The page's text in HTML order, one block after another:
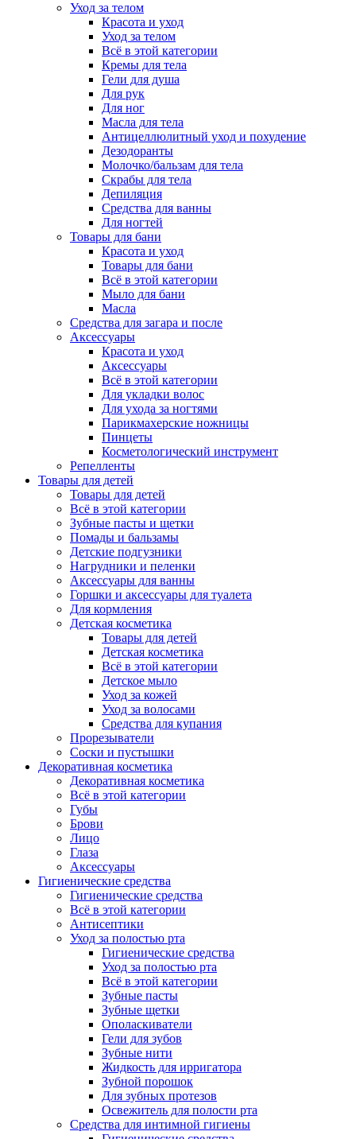
Уход за телом
Красота и уход
Уход за телом
Всё в этой категории
Кремы для тела
Гели для душа
Для рук
Для ног
Масла для тела
Антицеллюлитный уход и похудение
Дезодоранты
Молочко/бальзам для тела
Скрабы для тела
Депиляция
Средства для ванны
Для ногтей
Товары для бани
Красота и уход
Товары для бани
Всё в этой категории
Мыло для бани
Масла
Средства для загара и после
Аксессуары
Красота и уход
Аксессуары
Всё в этой категории
Для укладки волос
Для ухода за ногтями
Парикмахерские ножницы
Пинцеты
Косметологический инструмент
Репелленты
Товары для детей
Товары для детей
Всё в этой категории
Зубные пасты и щетки
Помады и бальзамы
Детские подгузники
Нагрудники и пеленки
Аксессуары для ванны
Горшки и аксессуары для туалета
Для кормления
Детская косметика
Товары для детей
Детская косметика
Всё в этой категории
Детское мыло
Уход за кожей
Уход за волосами
Средства для купания
Прорезыватели
Соски и пустышки
Декоративная косметика
Декоративная косметика
Всё в этой категории
Губы
Брови
Лицо
Глаза
Аксессуары
Гигиенические средства
Гигиенические средства
Всё в этой категории
Антисептики
Уход за полостью рта
Гигиенические средства
Уход за полостью рта
Всё в этой категории
Зубные пасты
Зубные щетки
Ополаскиватели
Гели для зубов
Зубные нити
Жидкость для ирригатора
Зубной порошок
Для зубных протезов
Освежитель для полости рта
Средства для интимной гигиены